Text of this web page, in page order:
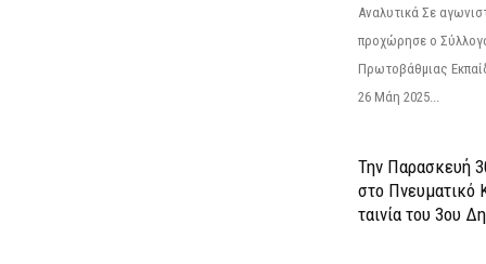
Αναλυτικά Σε
προχώρησε ο
Πρωτοβάθμιας
26 Μάη 2025...
Την Παρασκευή
στο Πνευματικό
ταινία του 3ου